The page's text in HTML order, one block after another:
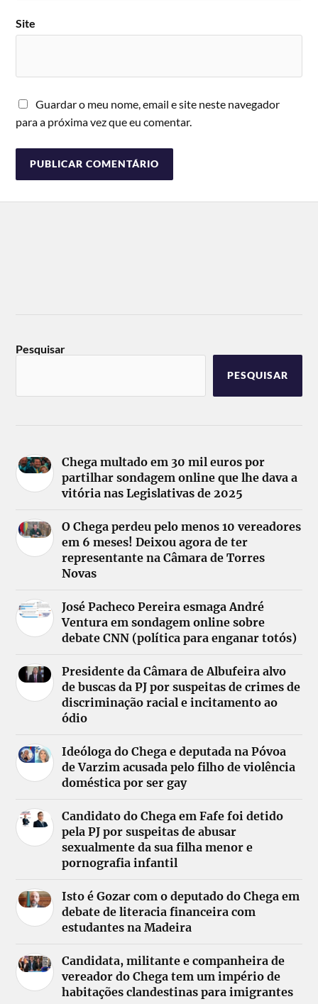
Site
Guardar o meu nome, email e site neste navegador
para a próxima vez que eu comentar.
Pesquisar
PESQUISAR
Chega multado em 30 mil euros por
partilhar sondagem online que lhe dava a
vitória nas Legislativas de 2025
O Chega perdeu pelo menos 10 vereadores
em 6 meses! Deixou agora de ter
representante na Câmara de Torres
Novas
José Pacheco Pereira esmaga André
Ventura em sondagem online sobre
debate CNN (política para enganar totós)
Presidente da Câmara de Albufeira alvo
de buscas da PJ por suspeitas de crimes de
discriminação racial e incitamento ao
ódio
Ideóloga do Chega e deputada na Póvoa
de Varzim acusada pelo filho de violência
doméstica por ser gay
Candidato do Chega em Fafe foi detido
pela PJ por suspeitas de abusar
sexualmente da sua filha menor e
pornografia infantil
Isto é Gozar com o deputado do Chega em
debate de literacia financeira com
estudantes na Madeira
Candidata, militante e companheira de
vereador do Chega tem um império de
habitações clandestinas para imigrantes